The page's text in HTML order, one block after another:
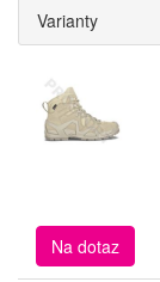
Varianty
Na dotaz